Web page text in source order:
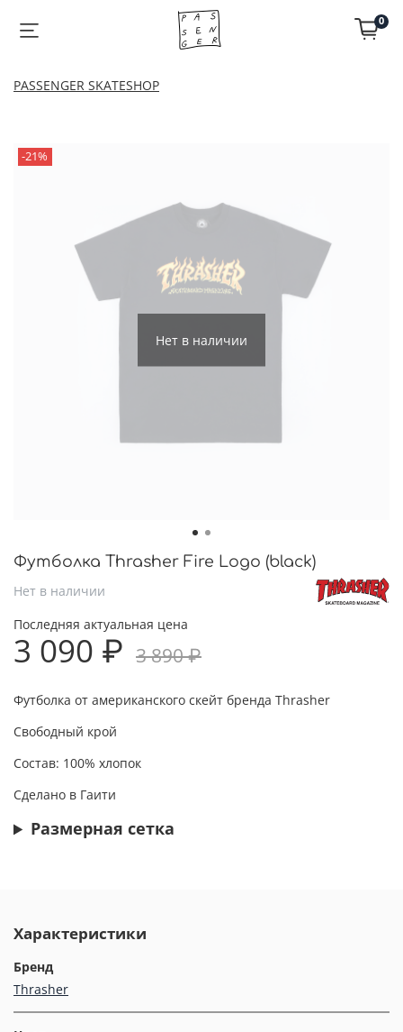
0
PASSENGER SKATESHOP
Нет в наличии
-21%
Футболка Thrasher Fire Logo (black)
Нет в наличии
Последняя актуальная цена
3 090 ₽ 3 890 ₽
Футболка от американского скейт бренда Thrasher
Свободный крой
Состав: 100% хлопок
Сделано в Гаити
Размерная сетка
Характеристики
Бренд
Thrasher